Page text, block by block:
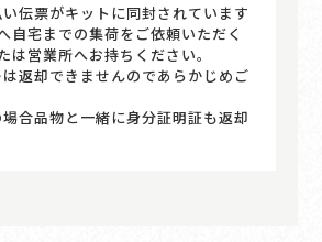
伝票がキットに同封されています
自宅までの集荷をご依頼いただく
は営業所へお持ちください｡
返却できませんのであらかじめご
合品物と一緒に身分証明証も返却